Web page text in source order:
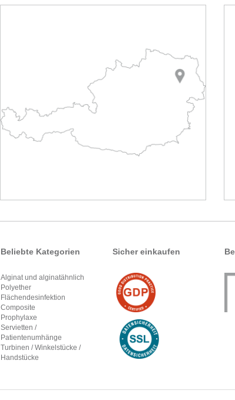
Beliebte Kategorien
Alginat und alginatähnlich
Polyether
Flächendesinfektion
Composite
Prophylaxe
Servietten /
Patientenumhänge
Turbinen / Winkelstücke /
Handstücke
Sicher einkaufen